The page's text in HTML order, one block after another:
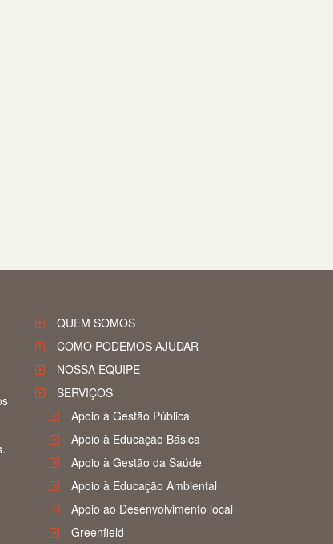
QUEM SOMOS
COMO PODEMOS AJUDAR
NOSSA EQUIPE
SERVIÇOS
Apoio à Gestão Pública
Apoio à Educação Básica
Apoio à Gestão da Saúde
Apoio à Educação Ambiental
Apoio ao Desenvolvimento local
Greenfield